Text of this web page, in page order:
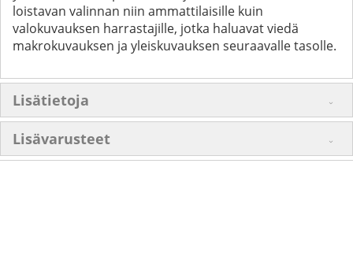
loistavan valinnan niin ammattilaisille kuin
valokuvauksen harrastajille, jotka haluavat viedä
makrokuvauksen ja yleiskuvauksen seuraavalle tasolle.
Lisätietoja
Lisävarusteet